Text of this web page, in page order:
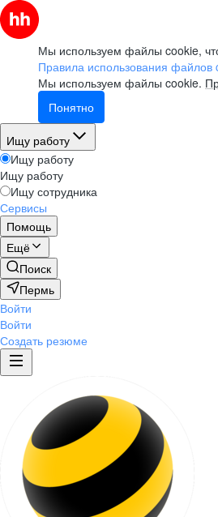
Мы используем файлы cookie,
Правила использования файлов
Мы используем файлы cookie.
Понятно
Ищу работу
Ищу работу
Ищу работу
Ищу сотрудника
Сервисы
Помощь
Ещё
Поиск
Пермь
Войти
Войти
Создать резюме